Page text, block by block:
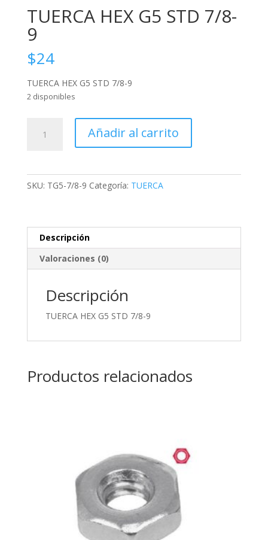
TUERCA HEX G5 STD 7/8-
9
$24
TUERCA HEX G5 STD 7/8-9
2 disponibles
Añadir al carrito
SKU: TG5-7/8-9 Categoría: TUERCA
Descripción
Valoraciones (0)
Descripción
TUERCA HEX G5 STD 7/8-9
Productos relacionados